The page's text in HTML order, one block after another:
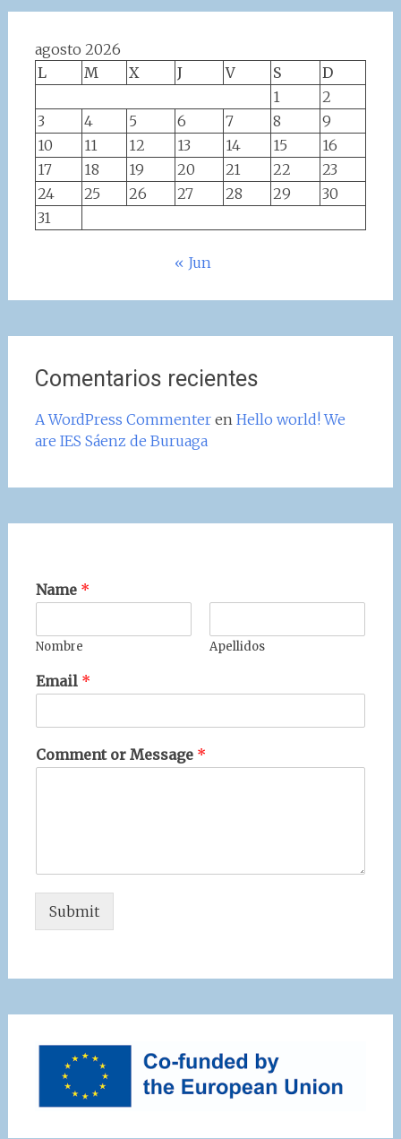
agosto 2026
L
M X J V S
D
1
2
3
4 5 6 7 8
9
10
11 12 13 14 15
16
17
18 19 20 21 22
23
24
25 26 27 28 29
30
31
« Jun
Comentarios recientes
A WordPress Commenteren Hello world! We
are IES Sáenz de Buruaga
Name *
Nombre Apellidos
Email *
Comment or Message *
Submit